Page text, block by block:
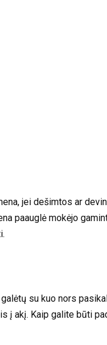
jei dešimtos ar
paauglė mokėjo
su kuo nors
į akį. Kaip galite būti